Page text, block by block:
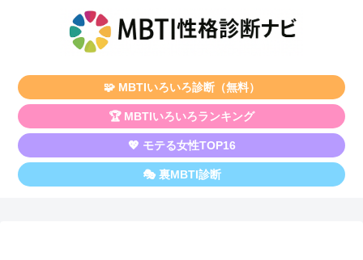
🧩 MBTIいろいろ診断（無料）
🏆 MBTIいろいろランキング
💖 モテる女性TOP16
🎭 裏MBTI診断